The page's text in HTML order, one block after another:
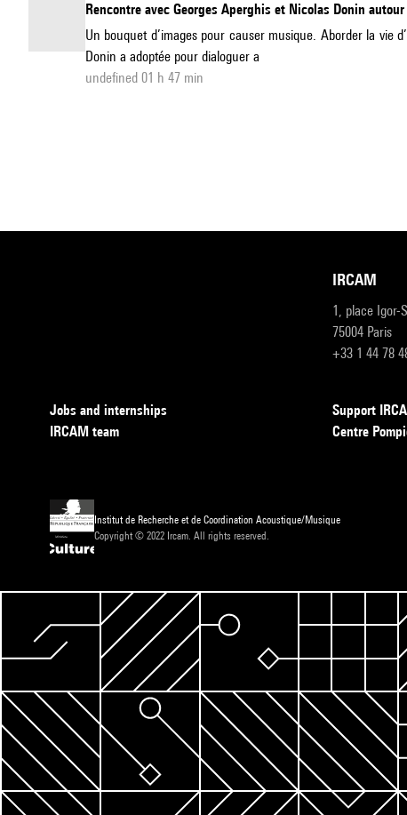
Rencontre avec Georges Aperghis et Nicolas Donin
Un bouquet d’images pour causer musique. Aborder la vie
Donin a adoptée pour dialoguer a
undefined 01 h 47 min
IRCAM
1, place Igor-
75004 Paris
+33 1 44 78
Jobs and internships
IRCAM team
Support
Centre
Institut de Recherche et de Coordination Acoustique/Musique
Copyright © 2022 Ircam. All rights reserved.